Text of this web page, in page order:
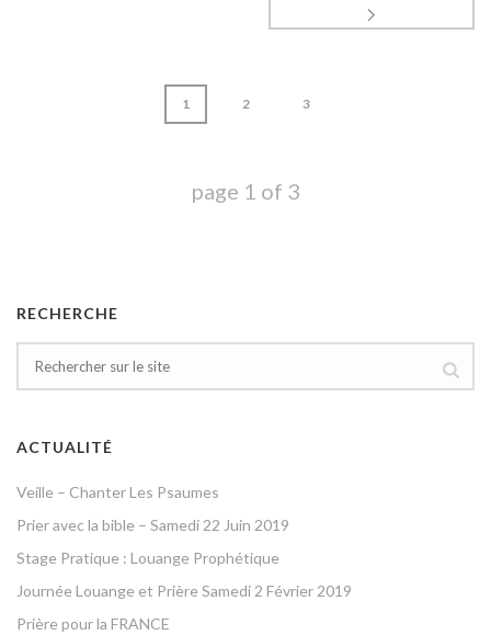
1 2 3
page 1 of 3
RECHERCHE
ACTUALITÉ
Veille – Chanter Les Psaumes
Prier avec la bible – Samedi 22 Juin 2019
Stage Pratique : Louange Prophétique
Journée Louange et Prière Samedi 2 Février 2019
Prière pour la FRANCE